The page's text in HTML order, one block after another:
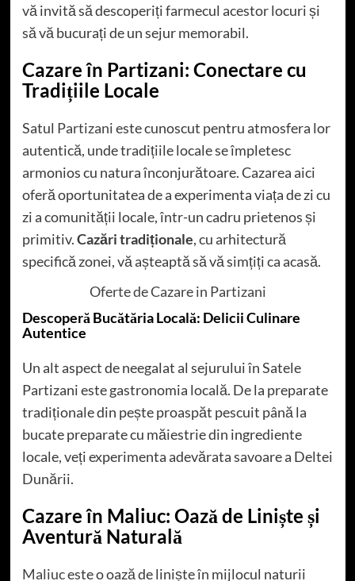
vă invită să descoperiți farmecul acestor locuri și
să vă bucurați de un sejur memorabil.
Cazare în Partizani: Conectare cu
Tradițiile Locale
Satul Partizanieste cunoscut pentru atmosfera lor
autentică, unde tradițiile locale se împletesc
armonios cu natura înconjurătoare. Cazarea aici
oferă oportunitatea de a experimenta viața de zi cu
zi a comunității locale, într-un cadru prietenos și
primitiv.Cazări tradiționale, cu arhitectură
specifică zonei, vă așteaptă să vă simțiți ca acasă.
Oferte de Cazare in Partizani
Descoperă Bucătăria Locală: Delicii Culinare
Autentice
Un alt aspect de neegalat al sejurului în Satele
Partizani este gastronomia locală. De la preparate
tradiționale din pește proaspăt pescuit până la
bucate preparate cu măiestrie din ingrediente
locale, veți experimenta adevărata savoare a Deltei
Dunării.
Cazareîn Maliuc: Oază de Liniște și
Aventură Naturală
Maliuceste o oază de liniște în mijlocul naturii